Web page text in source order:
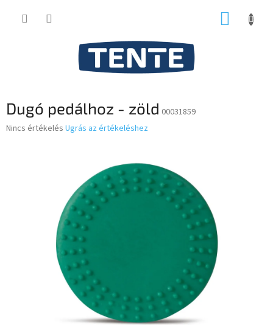
KOSÁR
Dugó pedálhoz - zöld 00031859
A
Nincs értékelés Ugrás az értékeléshez